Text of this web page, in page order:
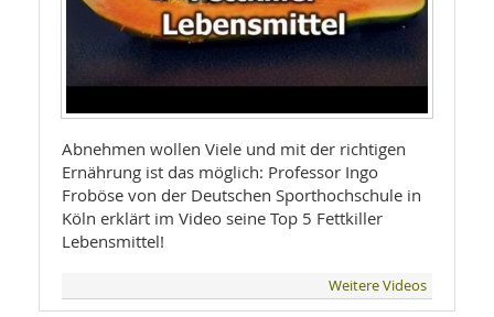
Abnehmen wollen Viele und mit der richtigen
Ernährung ist das möglich: Professor Ingo
Froböse von der Deutschen Sporthochschule in
Köln erklärt im Video seine Top 5 Fettkiller
Lebensmittel!
Weitere Videos